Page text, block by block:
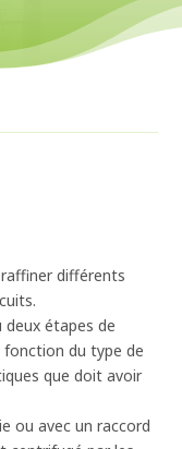
différents
étapes de
du type de
que doit avoir
ou avec un raccord